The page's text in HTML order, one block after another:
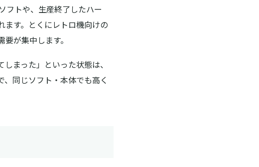
フトや、生産終了したハー
ます。とくにレトロ機向けの
が集中します。
まった」といった状態は、
、同じソフト・本体でも高く